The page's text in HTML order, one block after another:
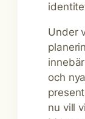
Under
och
nu vill